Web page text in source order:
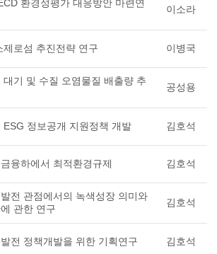
환경성평가 대응방안 마련연
이소라
제로섬 추진전략 연구 이병국
대기 및 수질 오염물질 배출량 추
공성용
ESG 정보공개 지원정책 개발 김호석
융하에서 최적환경규제 김호석
전 관점에서의 녹색성장 의미와
관한 연구
김호석
전 정책개발을 위한 기획연구 김호석